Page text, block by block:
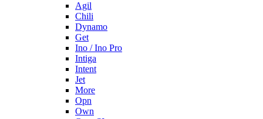
Agil
Chili
Dynamo
Get
Ino / Ino Pro
Intiga
Intent
Jet
More
Opn
Own